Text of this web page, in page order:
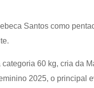
Santos como
60 kg, cria da
2025, o principal